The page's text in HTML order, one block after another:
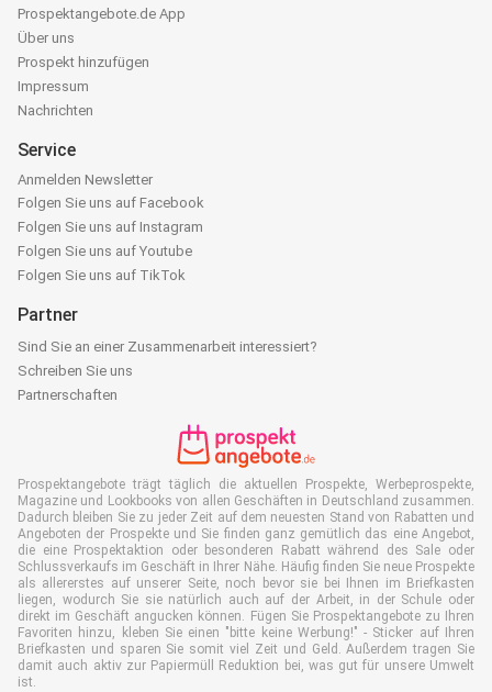
Prospektangebote.de App
Über uns
Prospekt hinzufügen
Impressum
Nachrichten
Service
Anmelden Newsletter
Folgen Sie uns auf Facebook
Folgen Sie uns auf Instagram
Folgen Sie uns auf Youtube
Folgen Sie uns auf TikTok
Partner
Sind Sie an einer Zusammenarbeit interessiert?
Schreiben Sie uns
Partnerschaften
Prospektangebote trägt täglich die aktuellen Prospekte, Werbeprospekte,
Magazine und Lookbooks von allen Geschäften in Deutschland zusammen.
Dadurch bleiben Sie zu jeder Zeit auf dem neuesten Stand von Rabatten und
Angeboten der Prospekte und Sie finden ganz gemütlich das eine Angebot,
die eine Prospektaktion oder besonderen Rabatt während des Sale oder
Schlussverkaufs im Geschäft in Ihrer Nähe. Häufig finden Sie neue Prospekte
als allererstes auf unserer Seite, noch bevor sie bei Ihnen im Briefkasten
liegen, wodurch Sie sie natürlich auch auf der Arbeit, in der Schule oder
direkt im Geschäft angucken können. Fügen Sie Prospektangebote zu Ihren
Favoriten hinzu, kleben Sie einen "bitte keine Werbung!" - Sticker auf Ihren
Briefkasten und sparen Sie somit viel Zeit und Geld. Außerdem tragen Sie
damit auch aktiv zur Papiermüll Reduktion bei, was gut für unsere Umwelt
ist.